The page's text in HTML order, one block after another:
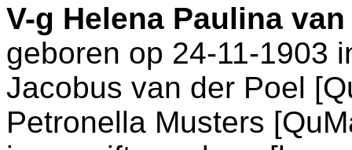
V-g Helena Paulina
geboren op 24-11-1903
Jacobus van der Poel
Petronella Musters